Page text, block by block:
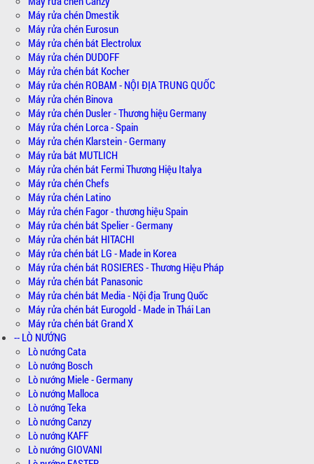
Máy rửa chén Dmestik
Máy rửa chén Eurosun
Máy rửa chén bát Electrolux
Máy rửa chén DUDOFF
Máy rửa chén bát Kocher
Máy rửa chén ROBAM - NỘI ĐỊA TRUNG QUỐC
Máy rửa chén Binova
Máy rửa chén Dusler - Thương hiệu Germany
Máy rửa chén Lorca - Spain
Máy rửa chén Klarstein - Germany
Máy rửa bát MUTLICH
Máy rửa chén bát Fermi Thương Hiệu Italya
Máy rửa chén Chefs
Máy rửa chén Latino
Máy rửa chén Fagor - thương hiệu Spain
Máy rửa chén bát Spelier - Germany
Máy rửa chén bát HITACHI
Máy rửa chén bát LG - Made in Korea
Máy rửa chén bát ROSIERES - Thương Hiệu Pháp
Máy rửa chén bát Panasonic
Máy rửa chén bát Media - Nội địa Trung Quốc
Máy rửa chén bát Eurogold - Made in Thái Lan
Máy rửa chén bát Grand X
-- LÒ NƯỚNG
Lò nướng Cata
Lò nướng Bosch
Lò nướng Miele - Germany
Lò nướng Malloca
Lò nướng Teka
Lò nướng Canzy
Lò nướng KAFF
Lò nướng GIOVANI